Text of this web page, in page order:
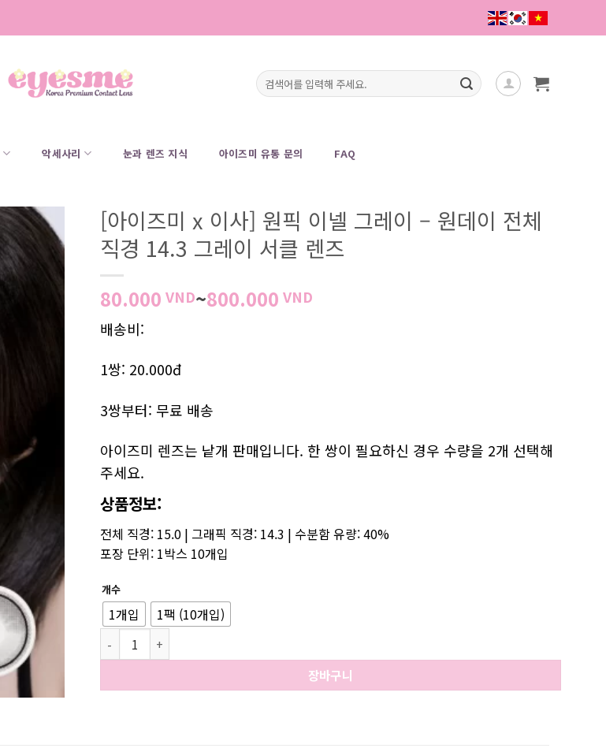
검
색:
악세사리 눈과 렌즈 지식 아이즈미 유통 문의 FAQ
[아이즈미 x 이사] 원픽 이넬 그레이 – 원데이 전체
직경 14.3 그레이 서클 렌즈
80.000 VND~800.000 VND
배송비:
1쌍: 20.000đ
3쌍부터: 무료 배송
아이즈미 렌즈는 낱개 판매입니다. 한 쌍이 필요하신 경우 수량을 2개 선택해
주세요.
상품정보:
전체 직경: 15.0 | 그래픽 직경: 14.3 | 수분함 유량:40%
포장 단위: 1박스 10개입
개수
1개입 1팩 (10개입)
[아이즈미 x 이사] 원픽 이넬 그레이 - 원데이 전체 직경 14.3 그레이 서클 렌즈 수량
장바구니